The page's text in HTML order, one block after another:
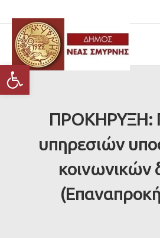
Ανοίξτε τη γραμμή εργαλείων
ΠΡΟΚΗΡΥΞΗ:
υπηρεσιών
κοινωνικών